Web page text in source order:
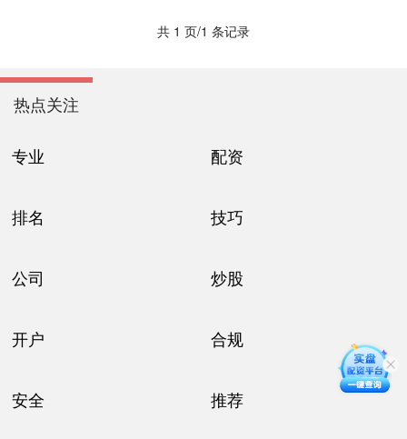
共 1 页/1 条记录
热点关注
专业 配资
排名 技巧
公司 炒股
开户 合规
安全 推荐